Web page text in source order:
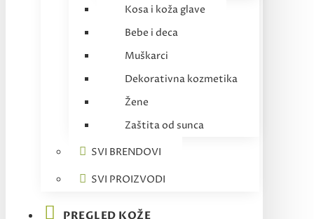
Kosa i koža glave
Bebe i deca
Muškarci
Dekorativna kozmetika
Žene
Zaštita od sunca
SVI BRENDOVI
SVI PROIZVODI
PREGLED KOŽE